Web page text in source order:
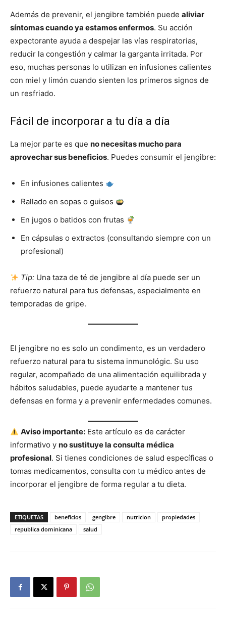
Además de prevenir, el jengibre también puede aliviar
síntomas cuando ya estamos enfermos. Su acción
expectorante ayuda a despejar las vías respiratorias,
reducir la congestión y calmar la garganta irritada. Por
eso, muchas personas lo utilizan en infusiones calientes
con miel y limón cuando sienten los primeros signos de
un resfriado.
Fácil de incorporar a tu día a día
La mejor parte es que no necesitas mucho para
aprovechar sus beneficios. Puedes consumir el jengibre:
En infusiones calientes
Rallado en sopas o guisos
En jugos o batidos con frutas
En cápsulas o extractos (consultando siempre con un
profesional)
Tip: Una taza de té de jengibre al día puede ser un
refuerzo natural para tus defensas, especialmente en
temporadas de gripe.
El jengibre no es solo un condimento, es un verdadero
refuerzo natural para tu sistema inmunológic. Su uso
regular, acompañado de una alimentación equilibrada y
hábitos saludables, puede ayudarte a mantener tus
defensas en forma y a prevenir enfermedades comunes.
Aviso importante: Este artículo es de carácter
informativo y no sustituye la consulta médica
profesional. Si tienes condiciones de salud específicas o
tomas medicamentos, consulta con tu médico antes de
incorporar el jengibre de forma regular a tu dieta.
ETIQUETAS beneficios gengibre nutricion
propiedades
republica dominicana
salud